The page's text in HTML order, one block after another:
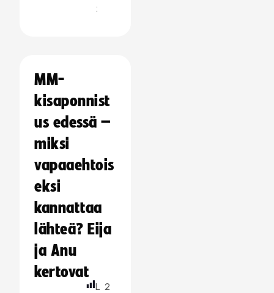
:
MM-
kisaponnist
us edessä –
miksi
vapaaehtois
eksi
kannattaa
lähteä? Eija
ja Anu
kertovat
L 2